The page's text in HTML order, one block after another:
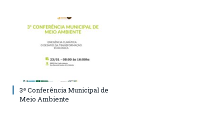
3ª Conferência Municipal de
Meio Ambiente